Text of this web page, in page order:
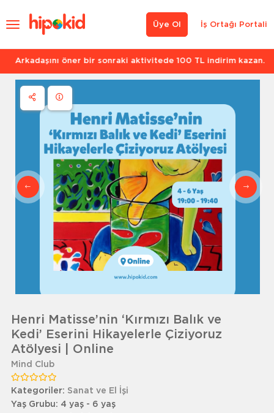
İş Ortağı Portali
Üye Ol
Arkadaşını öner bir sonraki aktivitede 100 TL indirim kazan.
Henri Matisse’nin ‘Kırmızı Balık ve
Kedi’ Eserini Hikayelerle Çiziyoruz
Atölyesi | Online
Mind Club
Kategoriler: Sanat ve El İşi
Yaş Grubu: 4 yaş - 6 yaş